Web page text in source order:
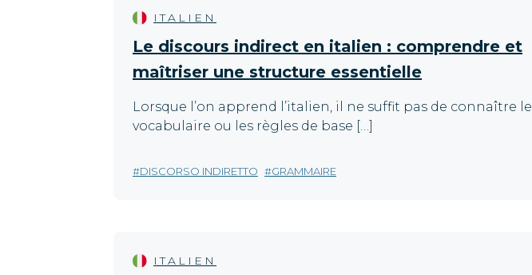
ITALIEN
Le discours indirect en italien : comprendre et
maîtriser une structure essentielle
Lorsque l’on apprend l’italien, il ne suffit pas de connaître le
vocabulaire ou les règles de base […]
DISCORSO INDIRETTO GRAMMAIRE
ITALIEN